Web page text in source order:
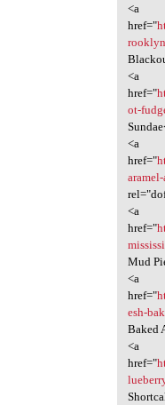
<a
href="
<a
href="
ot-
<a
href="
<a
href="
Mud
<a
href="
esh-
Baked
<a
href="